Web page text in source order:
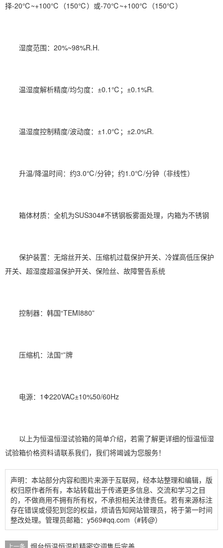
择-20℃~+100℃（150℃）或-70℃~+100℃（150℃）
湿度范围：20%~98%R.H.
温湿度解析精度/均匀度：±0.1℃；±0.1%R.
温湿度控制精度/波动度：±1.0℃；±2.0%R.
升温/降温时间：约3.0℃/分钟；约1.0℃/分钟（非线性）
箱体材质：全机为SUS304#不锈钢板雾面处理，内箱为不锈钢
保护装置：无熔丝开关、压缩机过载保护开关、冷媒高低压保护
开关、超湿度超温保护开关、保险丝、故障警告系统
控制器：韩国“TEMI880”
压缩机：法国“”牌
电源：1Φ220VAC±10%50/60Hz
以上为恒温恒湿试验箱的简单介绍，若需了解更详细的恒温恒湿
试验箱价格资料请联系我们，我们将竭诚为您服务！
声明：本站部分内容和图片来源于互联网，经本站整理和编辑，版
权归原作者所有，本站转载出于传递更多信息、交流和学习之目
的，不做商用不拥有所有权，不承担相关法律责任。若有来源标注
存在错误或侵犯到您的权益，烦请告知网站管理员，将于第一时间
整改处理。管理员邮箱：y569#qq.com（#转@）